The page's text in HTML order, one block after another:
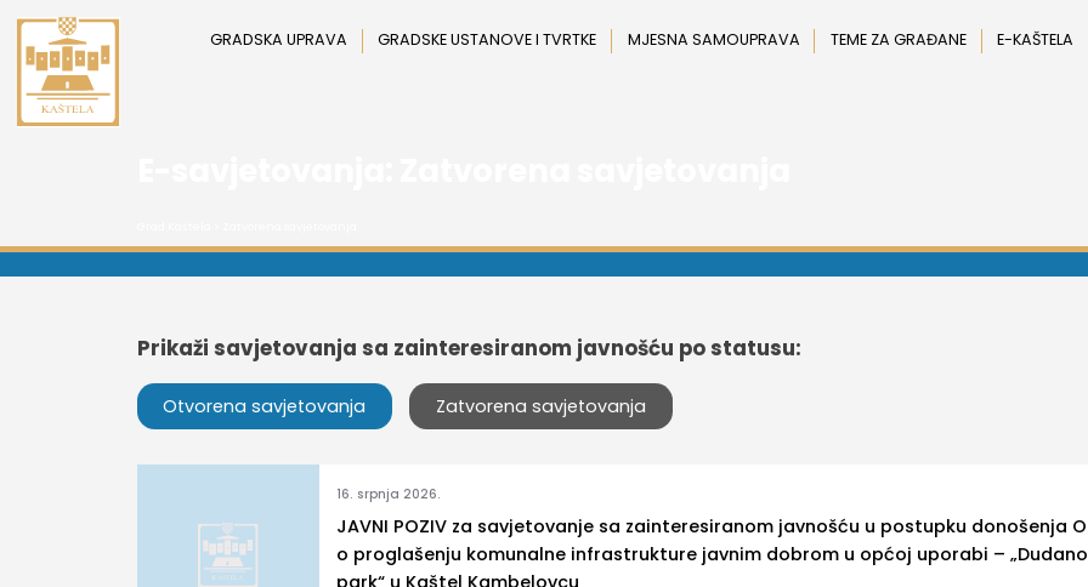
Preskoči
sadržaj
GRADSKA UPRAVA GRADSKE USTANOVE I TVRTKE MJESNA SAMOUPRAVA TEME ZA GRAĐANE E-KAŠTELA
Prikaži savjetovanja sa zainteresiranom javnošću po statusu:
Otvorena savjetovanja Zatvorena savjetovanja
16. srpnja 2026.
JAVNI POZIV za savjetovanje sa zainteresiranom javnošću u postupku donošenja
o proglašenju komunalne infrastrukture javnim dobrom u općoj uporabi –